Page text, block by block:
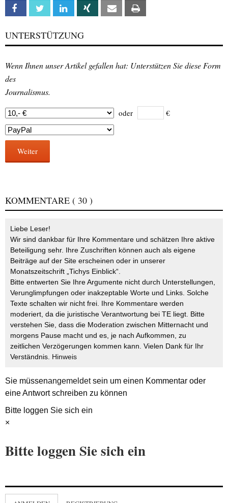
Facebook Twitter Linkedin Xing Email
UNTERSTÜTZUNG
Wenn Ihnen unser Artikel gefallen hat: Unterstützen Sie diese Form
des
Journalismus.
oder €
Weiter
KOMMENTARE ( 30 )
Liebe Leser!
Wir sind dankbar für Ihre Kommentare und schätzen Ihre aktive
Beteiligung sehr. Ihre Zuschriften können auch als eigene
Beiträge auf der Site erscheinen oder in unserer
Monatszeitschrift „Tichys Einblick“.
Bitte entwerten Sie Ihre Argumente nicht durch Unterstellungen,
Verunglimpfungen oder inakzeptable Worte und Links. Solche
Texte schalten wir nicht frei. Ihre Kommentare werden
moderiert, da die juristische Verantwortung bei TE liegt. Bitte
verstehen Sie, dass die Moderation zwischen Mitternacht und
morgens Pause macht und es, je nach Aufkommen, zu
zeitlichen Verzögerungen kommen kann. Vielen Dank für Ihr
Verständnis. Hinweis
Sie müssenangemeldetsein um einen Kommentar oder
eine Antwort schreiben zu können
Bitte loggen Sie sich ein
×
Bitte loggen Sie sich ein